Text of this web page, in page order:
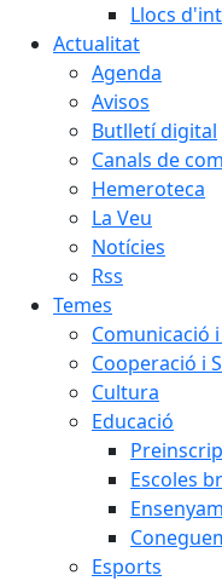
Llocs
Actualitat
Agenda
Avisos
Butlletí digital
Canals de
Hemeroteca
La Veu
Notícies
Rss
Temes
Comunicació
Cooperació i
Cultura
Educació
Escoles
Esports